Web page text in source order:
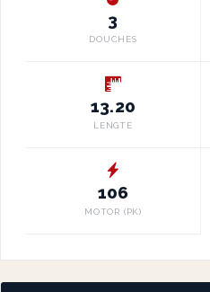
3
DOUCHES
13.20
LENGTE
106
MOTOR (PK)